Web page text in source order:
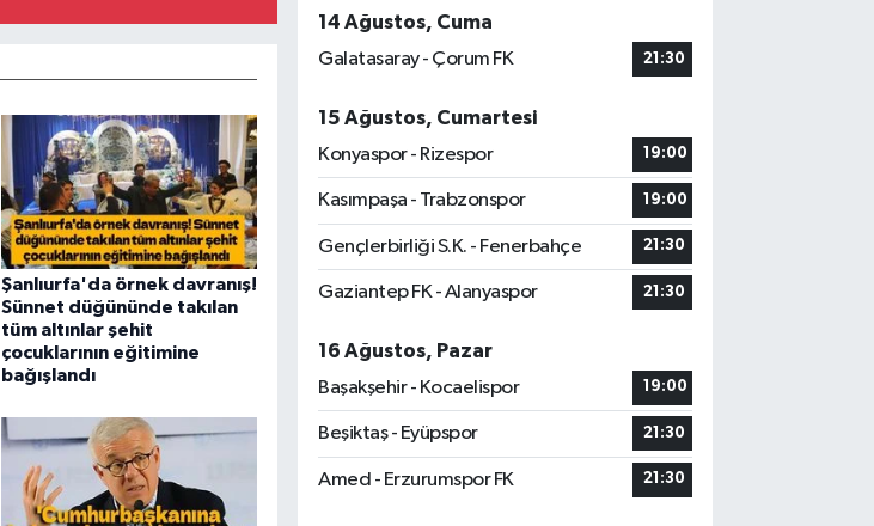
Şanlıurfa'da örnek davranış!
Sünnet düğününde takılan
tüm altınlar şehit
çocuklarının eğitimine
bağışlandı
14 Ağustos, Cuma
Galatasaray - Çorum FK
21:30
15 Ağustos, Cumartesi
Konyaspor - Rizespor
19:00
Kasımpaşa - Trabzonspor 19:00
Gençlerbirliği S.K. - Fenerbahçe 21:30
Gaziantep FK - Alanyaspor 21:30
16 Ağustos, Pazar
Başakşehir - Kocaelispor
19:00
Beşiktaş - Eyüpspor 21:30
Amed - Erzurumspor FK 21:30